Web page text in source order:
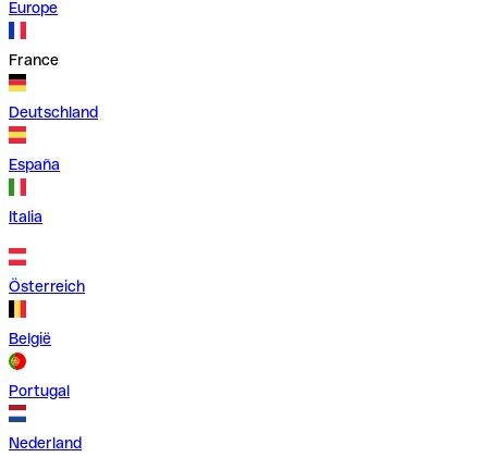
Europe
France
Deutschland
España
Italia
Österreich
België
Portugal
Nederland